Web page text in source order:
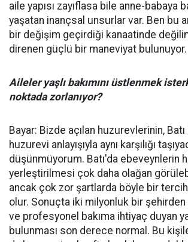
aile yapısı zayıflasa bile anne-babaya
yaşatan inançsal unsurlar var. Ben bu
bir değişim geçirdiği kanaatinde
direnen güçlü bir maneviyat bulunuyor.
Aileler yaşlı bakımını üstlenmek
noktada zorlanıyor?
Bayar: Bizde açılan huzurevlerinin,
huzurevi anlayışıyla aynı karşılığı
düşünmüyorum. Batı'da ebeveynlerin
yerleştirilmesi çok daha olağan
ancak çok zor şartlarda böyle bir
olur. Sonuçta iki milyonluk bir
ve profesyonel bakıma ihtiyaç duyan
bulunması son derece normal. Bu